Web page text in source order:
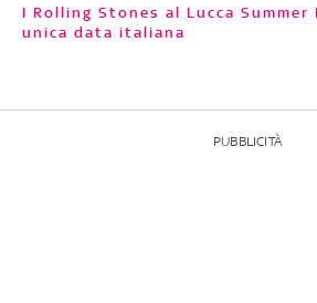
I Rolling Stones al Lucca Summer Festival 2017,
unica data italiana
PUBBLICITÀ